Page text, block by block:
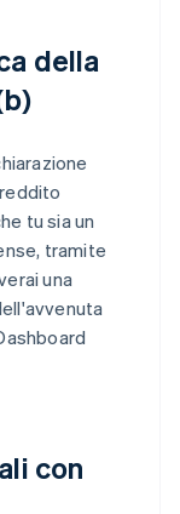
della
tu sia un
tramite
una
con